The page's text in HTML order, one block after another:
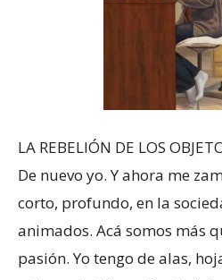
LA REBELIÓN DE LOS
De nuevo yo. Y ahora me
corto, profundo, en la
animados. Acá somos más
pasión. Yo tengo de alas,